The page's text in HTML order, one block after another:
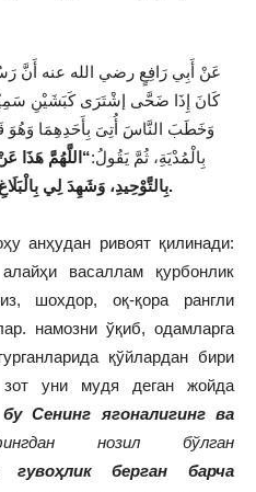
عَنْ أَبِي رَافِعٍ رضي الله عنه أَنَّ
كَانَ إِذَا ضَحَّى إشْتَرَى كَبَشَيْنِ
وَخَطَبَ النَّاسَ أُتِىَ بِأَحَدِهِمَا وَهُوَ
بِالْمُدْيَةِ، ثُمَّ يَقُولُ:“اللَّهُمَّ هَذَا
بِالتَّوْحِيدِ، وَشَهِدَ لِي).
анҳудан ривоят қилинади:
васаллам қурбонлик
шохдор, оқ-қора рангли
намозни ўқиб, одамларга
қўйлардан бири
уни мудя деган жойда
Сенинг ягоналигинг ва
нозил бўлган
гувоҳлик берган барча